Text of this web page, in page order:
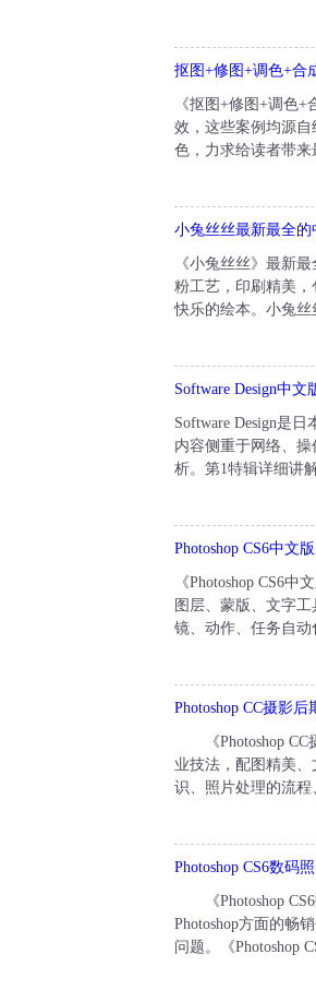
抠图+修图+调色+合
《抠图+修图+调色
效，这些案例均源自
色，力求给读者带来
小兔丝丝最新最全的
《小兔丝丝》最新
粉工艺，印刷精美
快乐的绘本。小兔
Software Design中文
Software Design是
内容侧重于网络、
析。第1特辑详细讲
Photoshop CS6中文
《Photoshop CS6
图层、蒙版、文字
镜、动作、任务自动
Photoshop CC摄影
《Photoshop CC
业技法，配图精美、
识、照片处理的流
Photoshop CS6数码
《Photoshop CS6
Photoshop方面的畅
问题。《Photoshop